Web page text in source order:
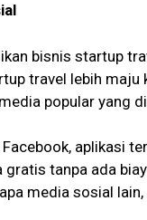
bisnis startup
travel lebih maju
popular yang
aplikasi
tanpa ada
media sosial